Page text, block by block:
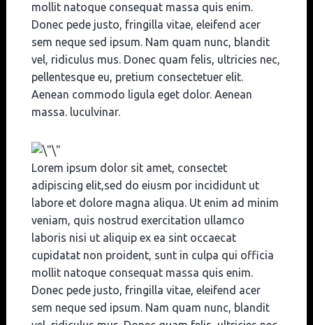
mollit natoque consequat massa quis enim.
Donec pede justo, fringilla vitae, eleifend acer
sem neque sed ipsum. Nam quam nunc, blandit
vel, ridiculus mus. Donec quam felis, ultricies nec,
pellentesque eu, pretium consectetuer elit.
Aenean commodo ligula eget dolor. Aenean
massa. luculvinar.
Lorem ipsum dolor sit amet, consectet
adipiscing elit,sed do eiusm por incididunt ut
labore et dolore magna aliqua. Ut enim ad minim
veniam, quis nostrud exercitation ullamco
laboris nisi ut aliquip ex ea sint occaecat
cupidatat non proident, sunt in culpa qui officia
mollit natoque consequat massa quis enim.
Donec pede justo, fringilla vitae, eleifend acer
sem neque sed ipsum. Nam quam nunc, blandit